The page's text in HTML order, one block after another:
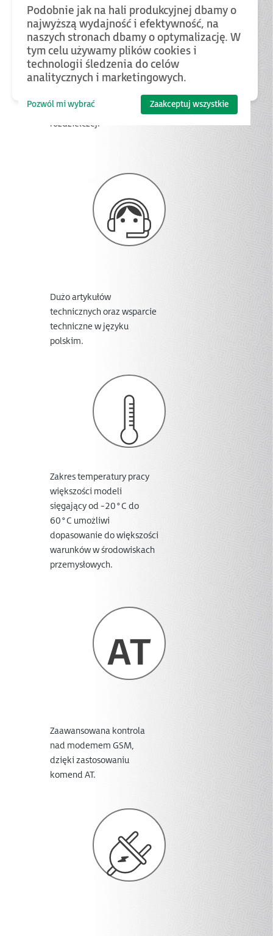
Dzięki małemu rozmiarowi
urządzenia oraz możliwości
montażu na szynę DIN nie
reorganizacji w szafie
rozdzielczej. ​
Dużo artykułów
technicznych oraz wsparcie
techniczne w języku
polskim.
Zakres temperatury pracy
większości modeli
sięgający od -20°C do
60°C umożliwi
dopasowanie do większości
warunków w środowiskach
przemysłowych.
Zaawansowana kontrola
nad modemem GSM,
dzięki zastosowaniu
komend AT.​
Podobnie jak na hali produkcyjnej dbamy o
najwyższą wydajność i efektywność, na
naszych stronach dbamy o optymalizację. W
tym celu używamy plików cookies i
technologii śledzenia do celów
analitycznych i marketingowych.
Pozwól mi wybrać Zaakceptuj wszystkie